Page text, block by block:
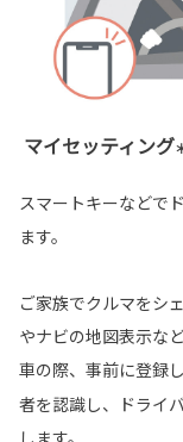
マイセッティング
スマートキーなどで
ます。
ご家族でクルマをシ
やナビの地図表示な
車の際、事前に登録
者を認識し、ドライ
します。